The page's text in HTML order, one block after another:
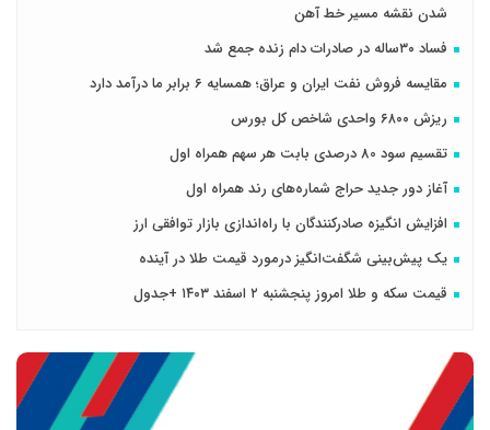
شدن نقشه مسیر خط آهن
فساد ۳۰ساله در صادرات دام زنده جمع شد
مقایسه فروش نفت ایران و عراق؛ همسایه 6 برابر ما درآمد دارد
ریزش ۶۸۰۰ واحدی شاخص کل بورس
تقسیم سود 80 درصدی بابت هر سهم همراه اول
آغاز دور جدید حراج شماره‌های رند همراه اول
افزایش انگیزه صادرکنندگان با راه‌اندازی بازار توافقی ارز
یک پیش‌بینی شگفت‌انگیز درمورد قیمت طلا در آینده
قیمت سکه و طلا امروز پنجشنبه ۲ اسفند ۱۴۰۳ +جدول